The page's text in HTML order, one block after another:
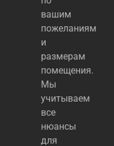
вашим
пожеланиям
и
размерам
помещения.
Мы
учитываем
все
нюансы
для